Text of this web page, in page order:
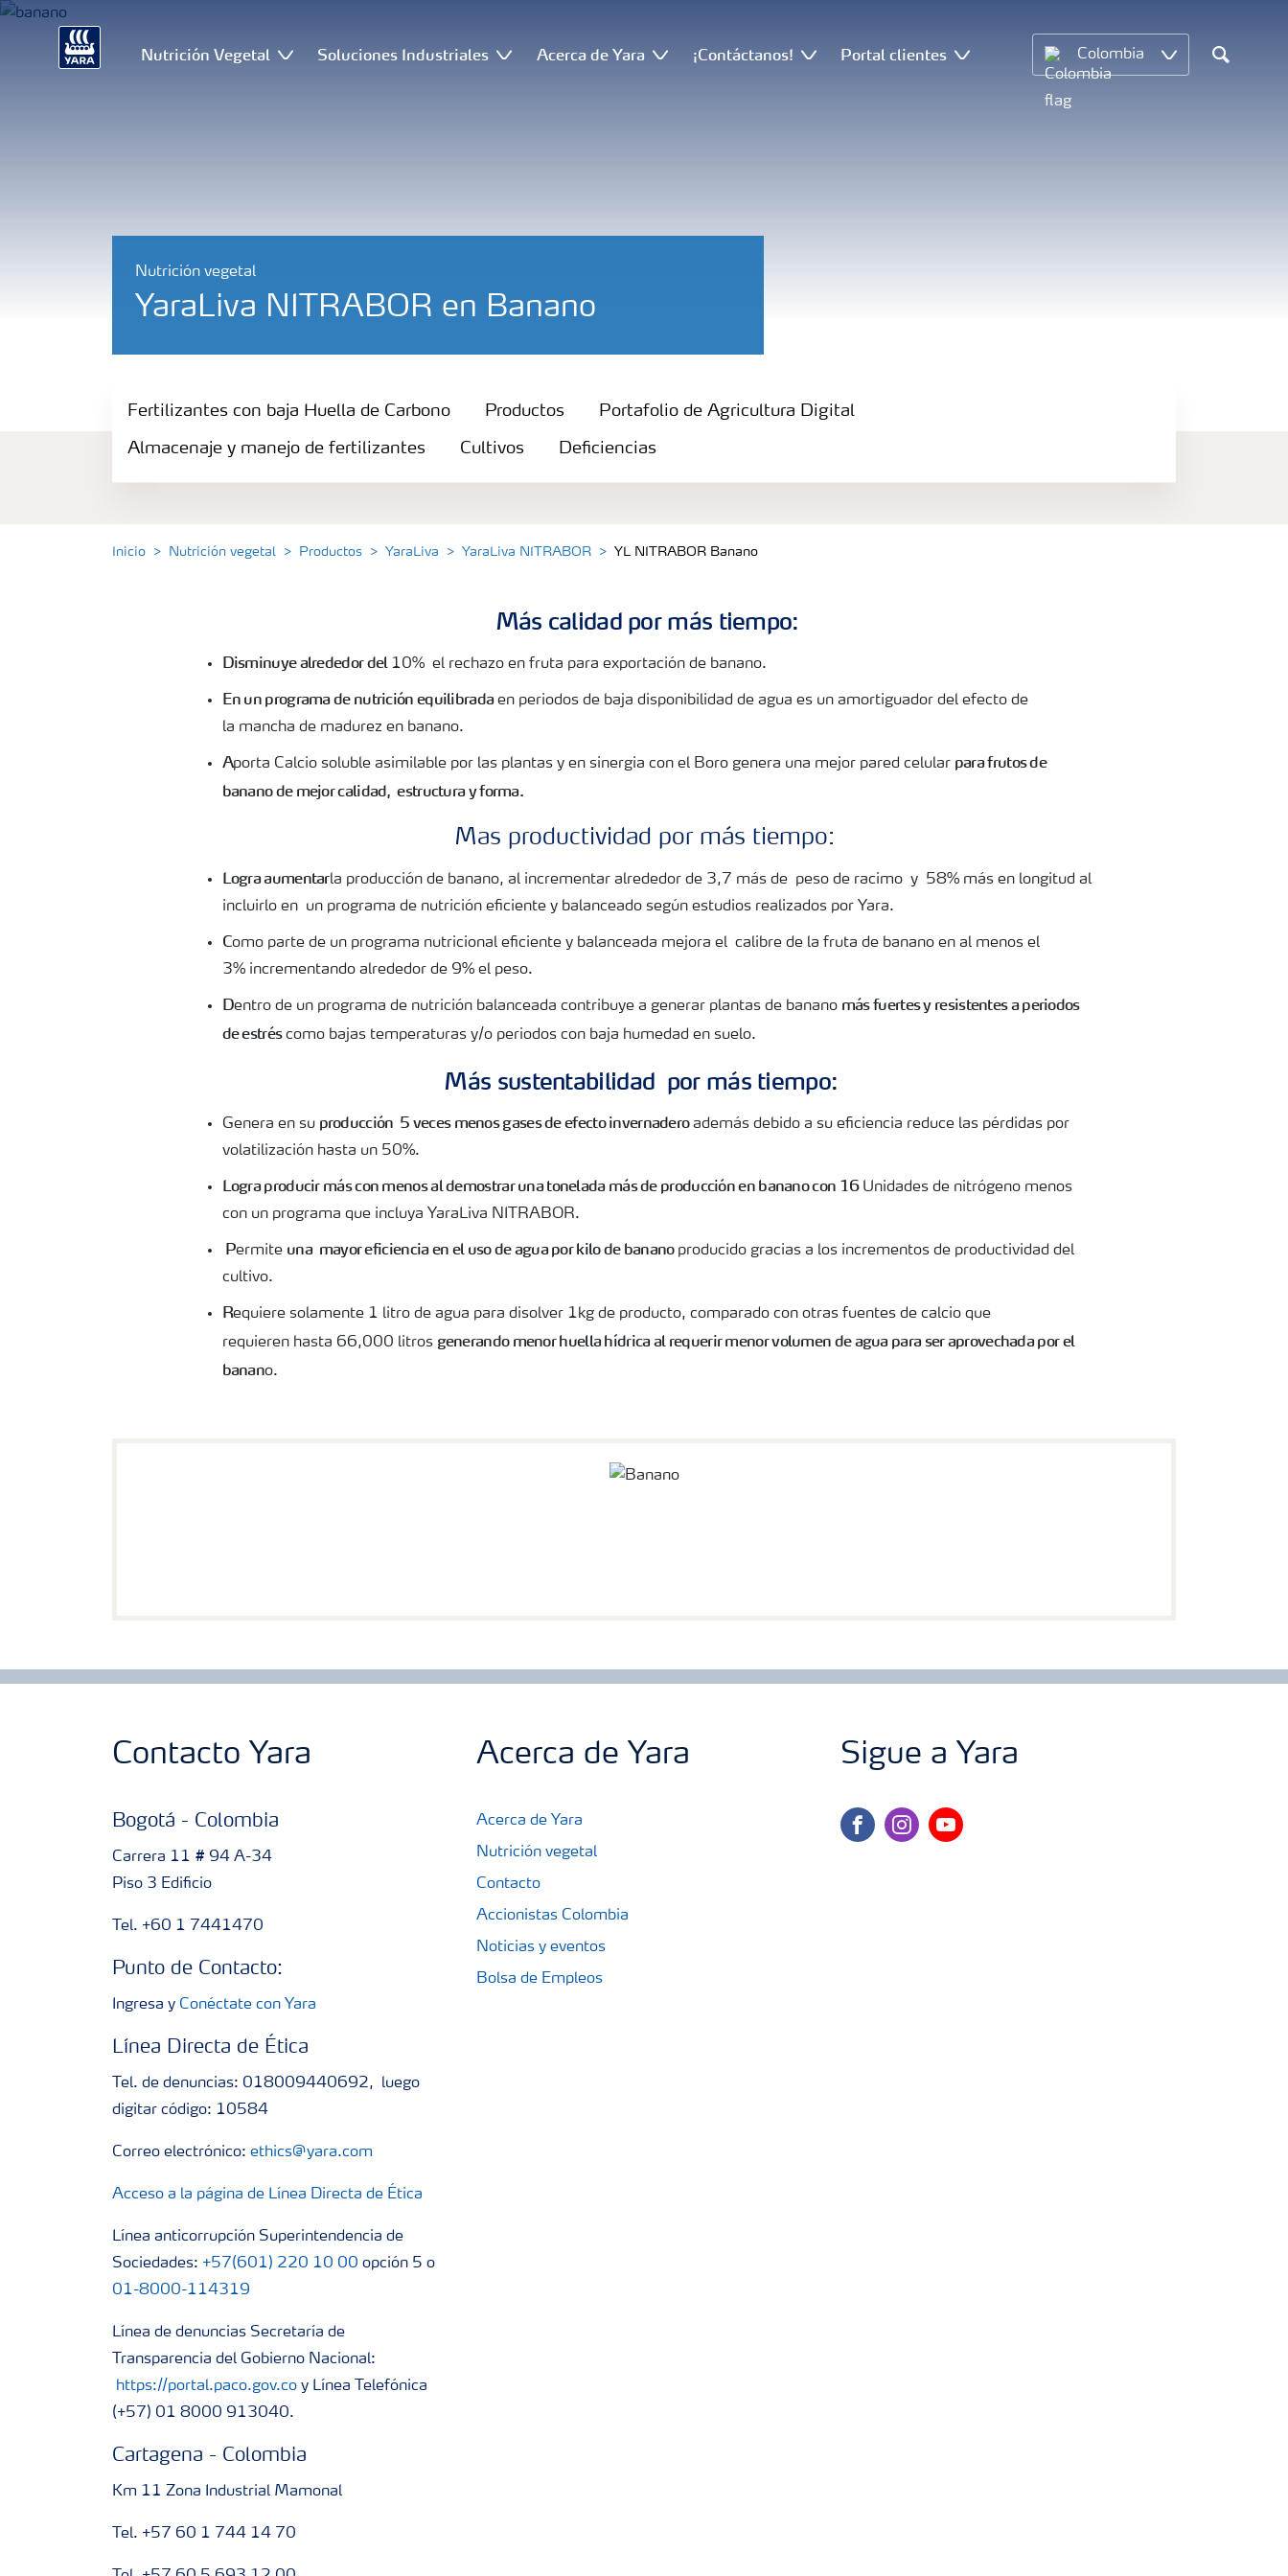
Nutrición Vegetal Soluciones Industriales Acerca de Yara ¡Contáctanos! Portal clientes Colombia
Search
Nutrición vegetal
YaraLiva NITRABOR en Banano
Productos
Deficiencias
Fertilizantes con baja Huella de Carbono Productos Portafolio de Agricultura Digital
Almacenaje y manejo de fertilizantes Cultivos Deficiencias
Inicio Nutrición vegetal Productos YaraLiva YaraLiva NITRABOR YL NITRABOR Banano
Más calidad por más tiempo:
Disminuye alrededor del 10% el rechazo en fruta para exportación de banano.
En un programa de nutrición equilibradaen periodos de baja disponibilidad de agua es un amortiguador del efecto de
la mancha de madurez en banano.
Aporta Calcio soluble asimilable por las plantas y en sinergia con el Boro genera una mejor pared celular para frutos de
bananode mejor calidad, estructura y forma.
Mas productividad por más tiempo:
Logra aumentarla producción de banano, al incrementar alrededor de 3,7 más de peso de racimo y 58% más en longitud al
incluirlo en un programa de nutrición eficiente y balanceado según estudios realizados por Yara.
Como parte de un programa nutricional eficiente y balanceada mejora el calibre de la fruta de banano en al menos el
3% incrementando alrededor de 9% el peso.
Dentro de un programa de nutrición balanceada contribuye a generar plantas de banano más fuertes y resistentes aperiodos
de estréscomo bajas temperaturas y/o periodos con baja humedad en suelo.
Más sustentabilidad por más tiempo:
Genera en su producción 5 veces menos gases de efecto invernaderoademás debido a su eficiencia reduce las pérdidas por
volatilización hasta un 50%.
Logra producir más con menos al demostrar una tonelada más de producción en banano con 16 Unidades de nitrógeno menos
con un programa que incluya YaraLiva NITRABOR.
Permite una mayor eficiencia en el uso de agua por kilo de banano producido gracias a los incrementos de productividad del
cultivo.
Requiere solamente 1 litro de agua para disolver 1kg de producto, comparado con otras fuentes de calcio que
requieren hasta 66,000 litros generando menor huella hídrica al requerir menor volumen de agua para ser aprovechada por el
banano.
Contacto Yara
Bogotá - Colombia
Carrera 11 # 94 A-34
Piso 3 Edificio
Tel. +60 1 7441470
Punto de Contacto:
Ingresa y Conéctate con Yara
Línea Directa de Ética
Tel. de denuncias: 018009440692, luego
digitar código: 10584
Correo electrónico: ethics@yara.com
Acceso a la página de Línea Directa de Ética
Línea anticorrupción Superintendencia de
Sociedades: +57(601) 220 10 00 opción 5 o
01-8000-114319
Línea de denuncias Secretaría de
Transparencia del Gobierno Nacional:
https://portal.paco.gov.co y Línea Telefónica
(+57) 01 8000 913040.
Cartagena - Colombia
Km 11 Zona Industrial Mamonal
Tel. +57 60 1 744 14 70
Acerca de Yara
Acerca de Yara
Nutrición vegetal
Contacto
Accionistas Colombia
Noticias y eventos
Bolsa de Empleos
Sigue a Yara
facebookinstagram
youtube